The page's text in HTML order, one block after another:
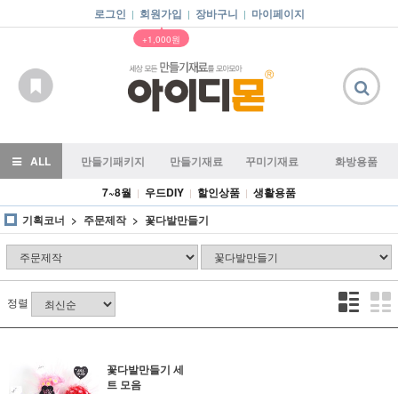
로그인 | 회원가입 |
▲
+1,000원
장바구니 | 마이페이지
ALL 만들기패키지 만들기재료 꾸미기재료
화방용품
7~8월 | 우드DIY | 할인상품 | 생활용품
기획코너
주문제작 꽃다발만들기
정렬
꽃다발만들기 세
트 모음